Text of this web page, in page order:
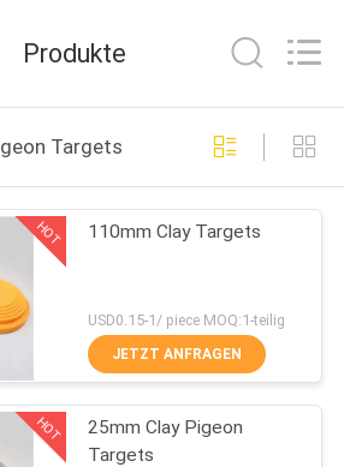
Blatt
32
31
Produkte
Targets
HOT 110mm Clay Targets
USD0.15-1/ piece MOQ:1-teilig
JETZT ANFRAGEN
HOT
25mm Clay Pigeon
Targets